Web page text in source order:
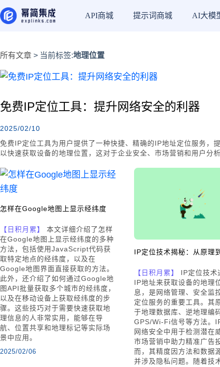
API商城 提示词商城 AI大模
所有文章 > 当前标签:地理位置
免费IP定位工具：提升网络安全的利器
2025/02/10
免费IP定位工具为用户提供了一种快捷、精确的IP地址定位服务，
以快速获取设备的地理位置，这对于企业安全、市场营销和用户
具仍为普通用户和小型企业提供了便捷的解决方案。
怎样在Google地图上显示经纬度
【日积月累】
本文详细介绍了怎样
在Google地图上显示经纬度的多种
方法，包括使用JavaScript代码获
取特定地点的经纬度，以及在
Google地图界面直接获取的方法。
此外，还介绍了如何通过Google地
图API批量获取多个城市的经纬度，
以及在移动设备上获取经纬度的步
骤。这些技巧对于需要快速获取地
理信息的人非常实用，能够在导
航、位置共享和地理标记等实际场
景中应用。
2025/02/06
IP定位技术揭秘：从原理
【日积月累】
IP定位技术
IP地址来获取设备的地理
息，是网络管理、安全监
定位服务的重要工具。其
于地理数据库、逆地理编
GPS/Wi-Fi信号等方法。
网络安全中用于检测潜在
市场营销中助力精准广告
而，其精度因方法和数据
并涉及隐私问题。随着技